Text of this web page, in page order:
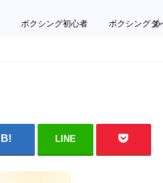
ボクシング初心者 ボクシングダ
LINE